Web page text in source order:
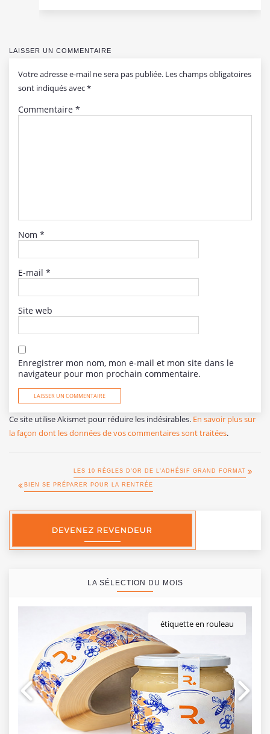
LAISSER UN COMMENTAIRE
Votre adresse e-mail ne sera pas publiée. Les champs obligatoires
sont indiqués avec*
Commentaire *
Nom *
E-mail *
Site web
Enregistrer mon nom, mon e-mail et mon site dans le
navigateur pour mon prochain commentaire.
Ce site utilise Akismet pour réduire les indésirables. En savoir plus sur
la façon dont les données de vos commentaires sont traitées.
LES 10 RÈGLES D’OR DE L’ADHÉSIF GRAND FORMAT
BIEN SE PRÉPARER POUR LA RENTRÉE
LA SÉLECTION DU MOIS
étiquette en rouleau